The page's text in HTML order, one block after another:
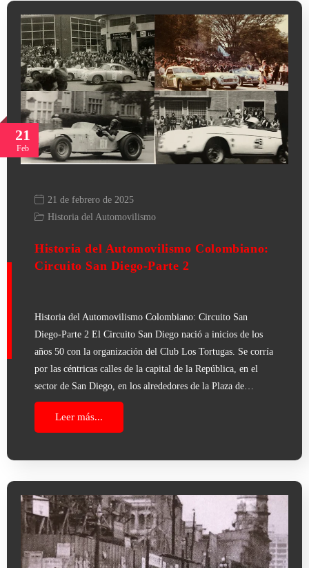
21
Feb
21 de febrero de 2025
Historia del Automovilismo
Historia del Automovilismo Colombiano:
Circuito San Diego-Parte 2
Historia del Automovilismo Colombiano: Circuito San
Diego-Parte 2 El Circuito San Diego nació a inicios de los
años 50 con la organización del Club Los Tortugas. Se corría
por las céntricas calles de la capital de la República, en el
sector de San Diego, en los alrededores de la Plaza de…
Leer más...